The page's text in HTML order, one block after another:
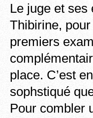
Le juge et ses
Thibirine,
premiers
place. C’est
sophstiqué
Pour combler